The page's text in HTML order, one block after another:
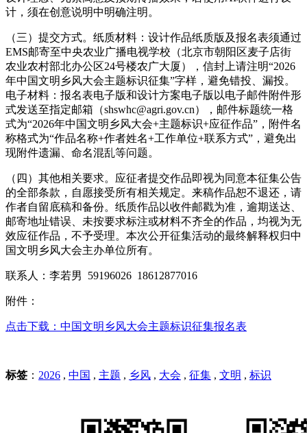
计，须在创意说明中明确注明。
（三）提交方式。纸质材料：设计作品纸质版及报名表须通过
EMS邮寄至中央农业广播电视学校（北京市朝阳区麦子店街
农业农村部北办公区24号楼农广大厦），信封上请注明“2026
年中国文明乡风大会主题标识征集”字样，避免错投、漏投。
电子材料：报名表电子版和设计方案电子版以电子邮件附件形
式发送至指定邮箱（shswhc@agri.gov.cn），邮件标题统一格
式为“2026年中国文明乡风大会+主题标识+应征作品”，附件名
称格式为“作品名称+作者姓名+工作单位+联系方式”，避免出
现附件遗漏、命名混乱等问题。
（四）其他相关要求。应征者提交作品即视为同意本征集公告
的全部条款，自愿接受所有相关规定。来稿作品恕不退还，请
作者自留底稿和备份。纸质作品以收件邮戳为准，逾期送达、
邮寄地址错误、未按要求标注或材料不齐全的作品，均视为无
效应征作品，不予受理。本次公开征集活动的最终解释权归中
国文明乡风大会主办单位所有。
联系人：李若男 59196026 18612877016
附件：
点击下载：中国文明乡风大会主题标识征集报名表
标签 ： 2026 , 中国 , 主题 , 乡风 , 大会 , 征集 , 文明 , 标识